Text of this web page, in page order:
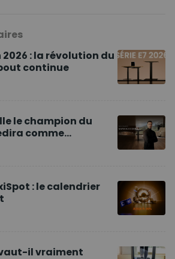
2026 : la révolution du
continue
le champion du
comme
marque en Europe
: le calendrier
il vraiment